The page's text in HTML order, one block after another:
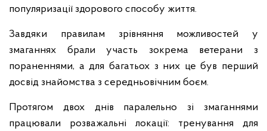
популяризації здорового способу життя.
Завдяки правилам зрівняння можливостей у
змаганнях брали участь зокрема ветерани з
пораненнями, а для багатьох з них це був перший
досвід знайомства з середньовічним боєм.
Протягом двох днів паралельно зі змаганнями
працювали розважальні локації: тренування для